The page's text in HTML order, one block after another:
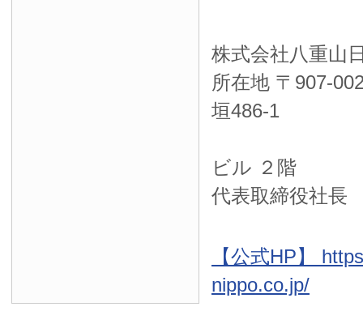
株式会社八重山
所在地 〒 907-
垣486-1
ビル ２階
代表取締役社
【公式HP】
nippo.co.jp/